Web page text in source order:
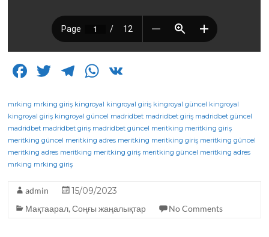
F
c
e
b
o
o
k
T
it
te
r
T
e
g
ra
W
a
ts
A
p
mrking mrking giriş kingroyal kingroyal giriş kingroyal güncel kingroyal
kingroyal giriş kingroyal güncel madridbet madridbet giriş madridbet güncel
madridbet madridbet giriş madridbet güncel meritking meritking giriş
meritking güncel meritking adres meritking meritking giriş meritking güncel
meritking adres meritking meritking giriş meritking güncel meritking adres
mrking mrking giriş
admin 15/09/2023
Мақтаарал,Соңғы жаңалықтар No Comments